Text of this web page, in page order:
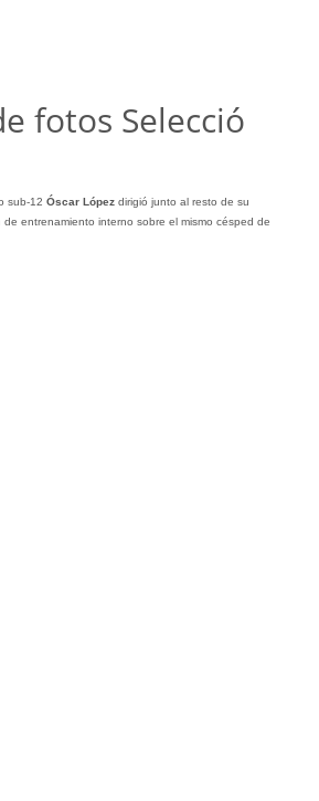
fotos Selecció
sub-12 Óscar Lópezdirigió junto al resto de su
entrenamiento interno sobre el mismo césped de